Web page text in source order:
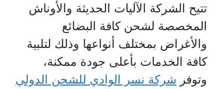
تتيح الشركة الآليات الحديثة والأوناش
المخصصة لشحن كافة البضائع
والأغراض بمختلف أنواعها وذلك لتلبية
كافة الخدمات بأعلى جودة ممكنة،
وتوفر شركة نسر الوادي للشحن الدولي